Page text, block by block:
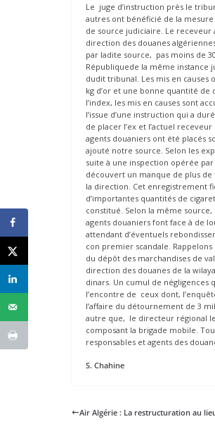
Le juge d’instruction près le
autres ont bénéficié de la
de source judiciaire. Le receveur
direction des douanes
par ladite source, pas moins de
Républiquede la même instance
dudit tribunal. Les mis en causes
kg d’or et une bonne quantité de
l’index, les mis en causes sont
l’issue d’une instruction qui a
de placer l’ex et l’actuel
agents douaniers ont été placés
ajouté notre source. Selon les
suite à une inspection opérée
découvert un manque de plus
la direction. Cet enregistrement
d’importantes quantités de
constitué. Selon la même source,
agents douaniers font face à de
attendant d’éventuels
con premier scandale. Rappelons
du dépôt des marchandises de
direction des douanes de la
dinars. Un cumul de négligences
l’encontre de ceux dont,
l’affaire du détournement de 3
autre que, le directeur régional
composant la brigade mobile.
responsables et agents des
S. Chahine
Air Algérie : La restructuration au